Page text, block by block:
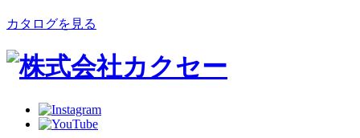
カタログを見る